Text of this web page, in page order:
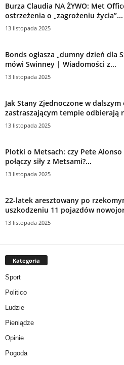
Burza Claudia NA ŻYWO: Met
ostrzeżenia o „zagrożeniu życia”...
13 listopada 2025
Bonds ogłasza „dumny dzień dla
mówi Swinney | Wiadomości z...
13 listopada 2025
Jak Stany Zjednoczone w dalszym
zastraszającym tempie odbierają
13 listopada 2025
Plotki o Metsach: czy Pete
połączy siły z Metsami?...
13 listopada 2025
22-latek aresztowany po
uszkodzeniu 11 pojazdów
13 listopada 2025
Kategoria
Sport
Politico
Ludzie
Pieniądze
Opinie
Pogoda